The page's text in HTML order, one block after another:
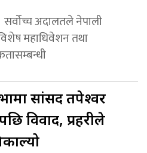
सर्वोच्च अदालतले नेपाली
महाधिवेशन तथा
सांसद तपेश्वर
विवाद, प्रहरीले